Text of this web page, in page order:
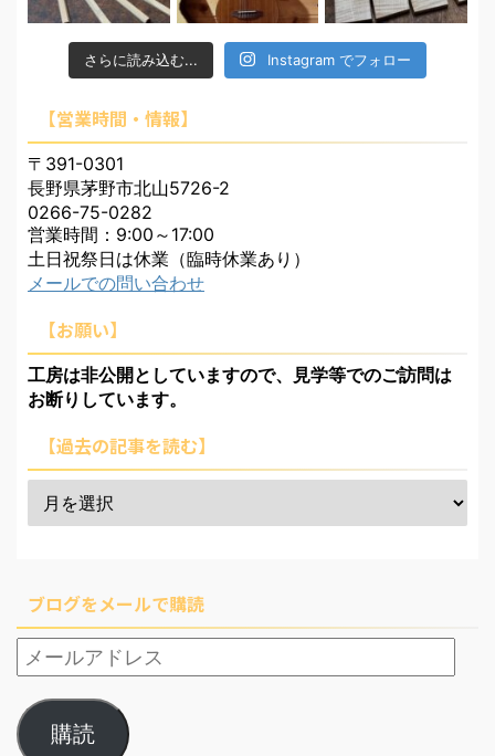
さらに読み込む... Instagram でフォロー
【営業時間・情報】
〒391-0301
長野県茅野市北山5726-2
0266-75-0282
営業時間：9:00～17:00
土日祝祭日は休業（臨時休業あり）
メールでの問い合わせ
【お願い】
工房は非公開としていますので、見学等でのご訪問は
お断りしています。
【過去の記事を読む】
ブログをメールで購読
購読